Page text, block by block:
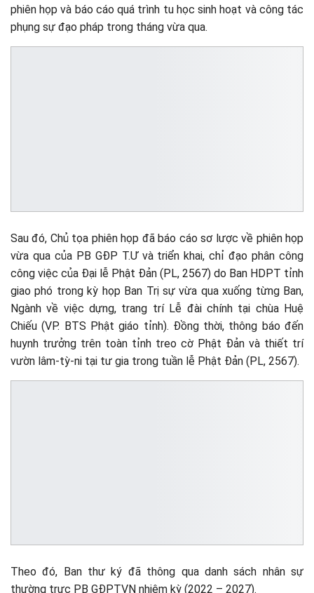
phiên họp và báo cáo quá trình tu học sinh hoạt và công tác
phụng sự đạo pháp trong tháng vừa qua.
Sau đó, Chủ tọa phiên họp đã báo cáo sơ lược về phiên họp
vừa qua của PB GĐP T.Ư và triển khai, chỉ đạo phân công
công việc của Đại lễ Phật Đản (PL, 2567) do Ban HDPT tỉnh
giao phó trong kỳ họp Ban Trị sự vừa qua xuống từng Ban,
Ngành về việc dựng, trang trí Lễ đài chính tại chùa Huệ
Chiếu (VP. BTS Phật giáo tỉnh). Đồng thời, thông báo đến
huynh trưởng trên toàn tỉnh treo cờ Phật Đản và thiết trí
vườn lâm-tỳ-ni tại tư gia trong tuần lễ Phật Đản (PL, 2567).
Theo đó, Ban thư ký đã thông qua danh sách nhân sự
thường trực PB GĐPTVN nhiệm kỳ (2022 – 2027).